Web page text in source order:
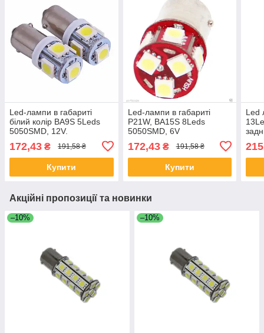
Led-лампи в габариті
білий колір BA9S 5Leds
5050SMD, 12V.
172,43 ₴ 191,58 ₴
Купити
Led-лампи в габариті
P21W, BA15S 8Leds
5050SMD, 6V
172,43₴ 191,58 ₴
Купити
Led
Акційні пропозиції та новинки
–10% –10%